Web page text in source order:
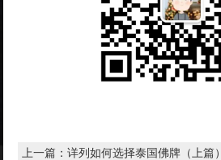
上一篇：详列如何选择泰国佛牌（上篇）